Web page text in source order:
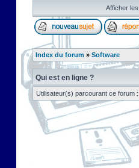
Afficher
Index du forum » Software
Qui est en ligne ?
Utilisateur(s) parcourant ce forum